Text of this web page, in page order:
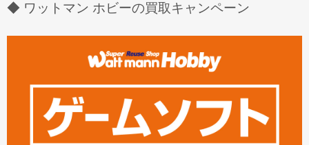
◆ ワットマン ホビーの買取キャンペーン